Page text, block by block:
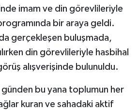
imam ve din görevlileriyle
bir araya geldi.
gerçekleşen buluşmada,
din görevlileriyle hasbihal
alışverişinde bulunuldu.
günden bu yana toplumun her
kuran ve sahadaki aktif